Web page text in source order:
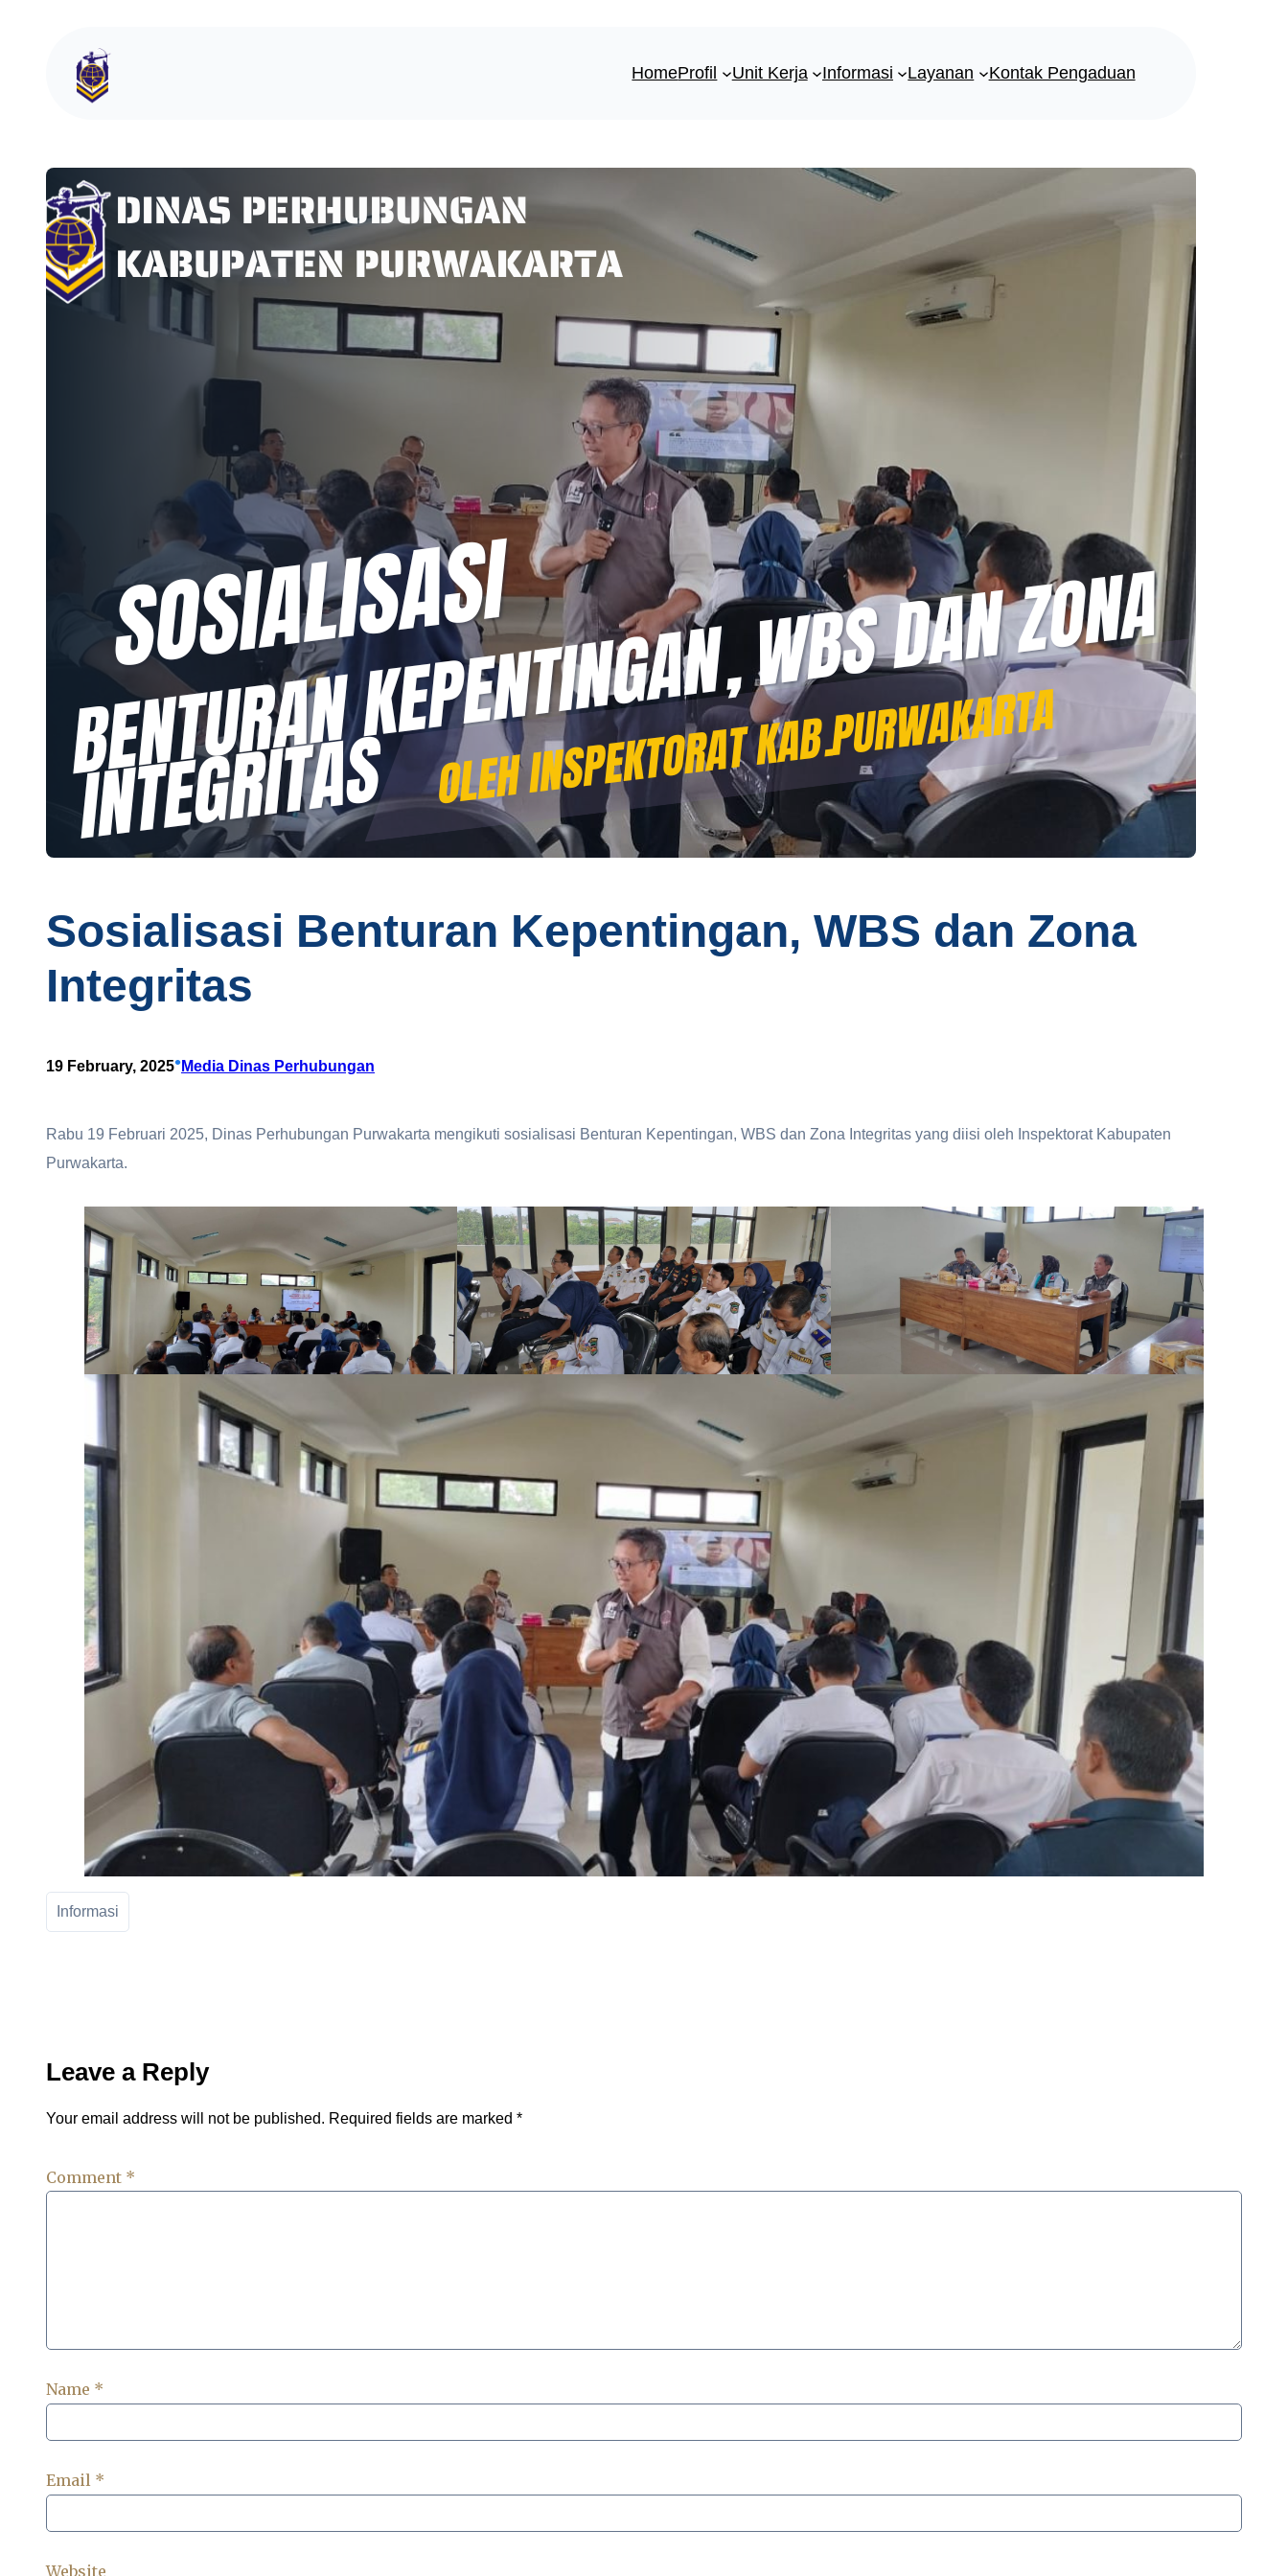
HomeProfil Unit Kerja Informasi Layanan Kontak Pengaduan
Sosialisasi Benturan Kepentingan, WBS dan Zona
Integritas
19 February, 2025•Media Dinas Perhubungan
Rabu 19 Februari 2025, Dinas Perhubungan Purwakarta mengikuti sosialisasi Benturan Kepentingan, WBS dan Zona Integritas yang diisi oleh Inspektorat Kabupaten
Purwakarta.
Informasi
Leave a Reply
Your email address will not be published. Required fields are marked *
Comment *
Name *
Email *
Website